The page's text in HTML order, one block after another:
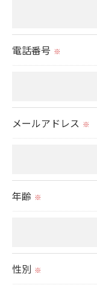
予めご了承くだ
いて＞
当社では、お客
す。
個人情報の開示･
電話番号 ※
メールアドレス ※
年齢 ※
性別 ※